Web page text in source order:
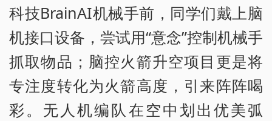
科技BrainAI机械手前，同学们戴上脑
机接口设备，尝试用“意念”控制机械手
抓取物品；脑控火箭升空项目更是将
专注度转化为火箭高度，引来阵阵喝
彩。无人机编队在空中划出优美弧